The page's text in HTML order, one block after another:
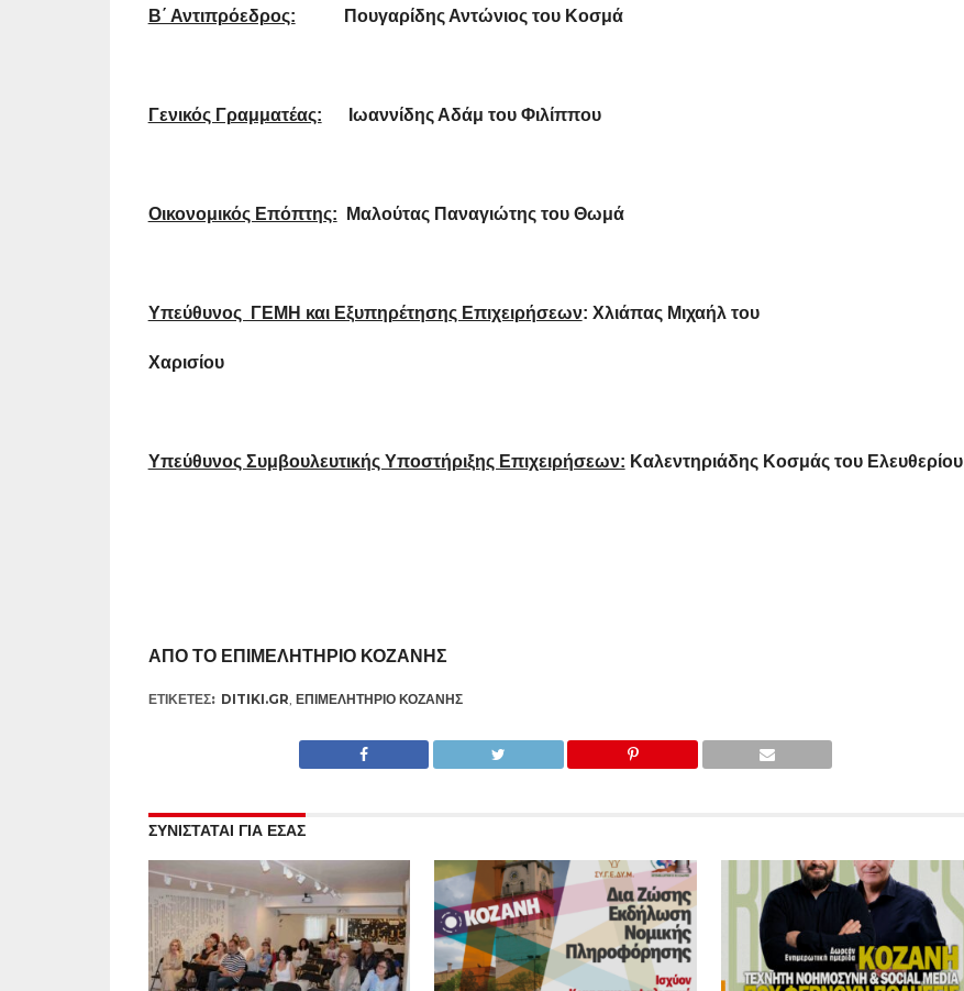
Β΄ Αντιπρόεδρος: Πουγαρίδης Αντώνιος του Κοσμά
Γενικός Γραμματέας: Ιωαννίδης Αδάμ του Φιλίππου
Οικονομικός Επόπτης: Μαλούτας Παναγιώτης του Θωμά
Υπεύθυνος ΓΕΜΗ και Εξυπηρέτησης Επιχειρήσεων: Χλιάπας Μιχαήλ του
Χαρισίου
Υπεύθυνος Συμβουλευτικής Υποστήριξης Επιχειρήσεων: Καλεντηριάδης Κοσμάς του Ελευθερίου
ΑΠΟ ΤΟ ΕΠΙΜΕΛΗΤΗΡΙΟ ΚΟΖΑΝΗΣ
ΕΤΙΚΕΤΕΣ: DITIKI.GR ΕΠΙΜΕΛΗΤΉΡΙΟ ΚΟΖΆΝΗΣ
ΣΥΝΙΣΤΑΤΑΙ ΓΙΑ ΕΣΑΣ